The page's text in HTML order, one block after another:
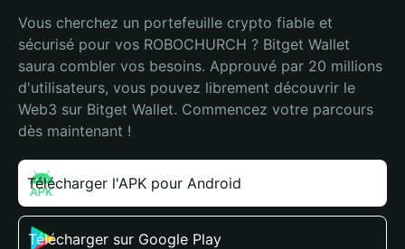
Vous cherchez un portefeuille crypto fiable et
sécurisé pour vos ROBOCHURCH ? Bitget Wallet
saura combler vos besoins. Approuvé par 20 millions
d'utilisateurs, vous pouvez librement découvrir le
Web3 sur Bitget Wallet. Commencez votre parcours
dès maintenant !
Télécharger l'APK pour Android
Télécharger sur Google Play